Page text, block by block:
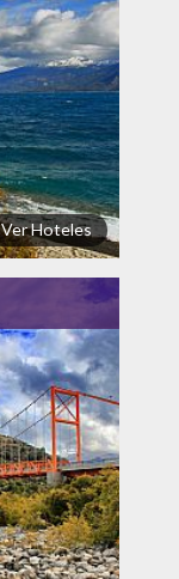
Ver Hoteles